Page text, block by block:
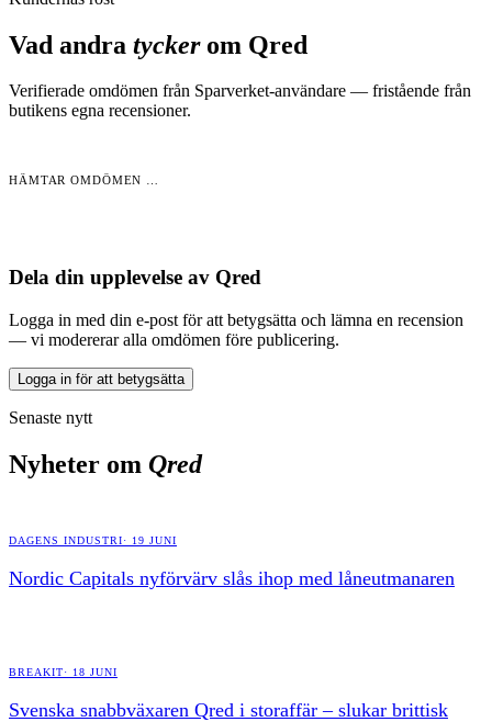
Vad andra tyckerom Qred
Verifierade omdömen från Sparverket-användare — fristående från
butikens egna recensioner.
HÄMTAR OMDÖMEN …
Dela din upplevelse av Qred
Logga in med din e-post för att betygsätta och lämna en recension
— vi modererar alla omdömen före publicering.
Logga in för att betygsätta
Senaste nytt
Nyheter om Qred
DAGENS INDUSTRI· 19 JUNI
Nordic Capitals nyförvärv slås ihop med låneutmanaren
BREAKIT· 18 JUNI
Svenska snabbväxaren Qred i storaffär – slukar brittisk